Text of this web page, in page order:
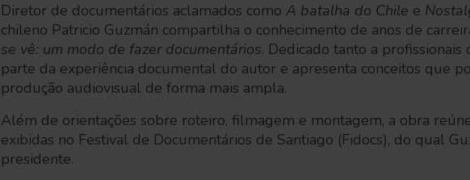
Diretor de documentários aclamados como A batalha do Chile e
chileno Patricio Guzmán compartilha o conhecimento de anos de
se vê: um modo de fazer documentários. Dedicado tanto a
parte da experiência documental do autor e apresenta conceitos que
produção audiovisual de forma mais ampla.
Além de orientações sobre roteiro, filmagem e montagem, a obra
exibidas no Festival de Documentários de Santiago (Fidocs), do qual
presidente.